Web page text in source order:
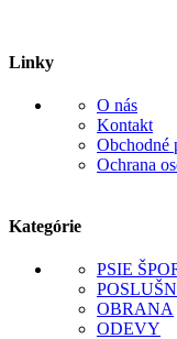
Linky
O nás
Kontakt
Obchodné
Ochrana
Kategórie
PSIE
OBRANA
ODEVY